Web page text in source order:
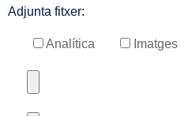
Adjunta fitxer:
Analítica Imatges